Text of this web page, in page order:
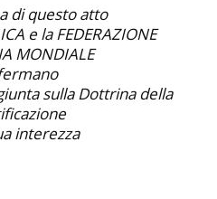
di questo atto
e la FEDERAZIONE
MONDIALE
sulla Dottrina della
interezza